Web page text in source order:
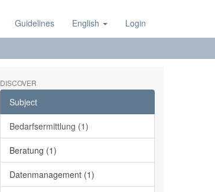
Guidelines English Login
DISCOVER
Subject
Bedarfsermittlung (1)
Beratung (1)
Datenmanagement (1)